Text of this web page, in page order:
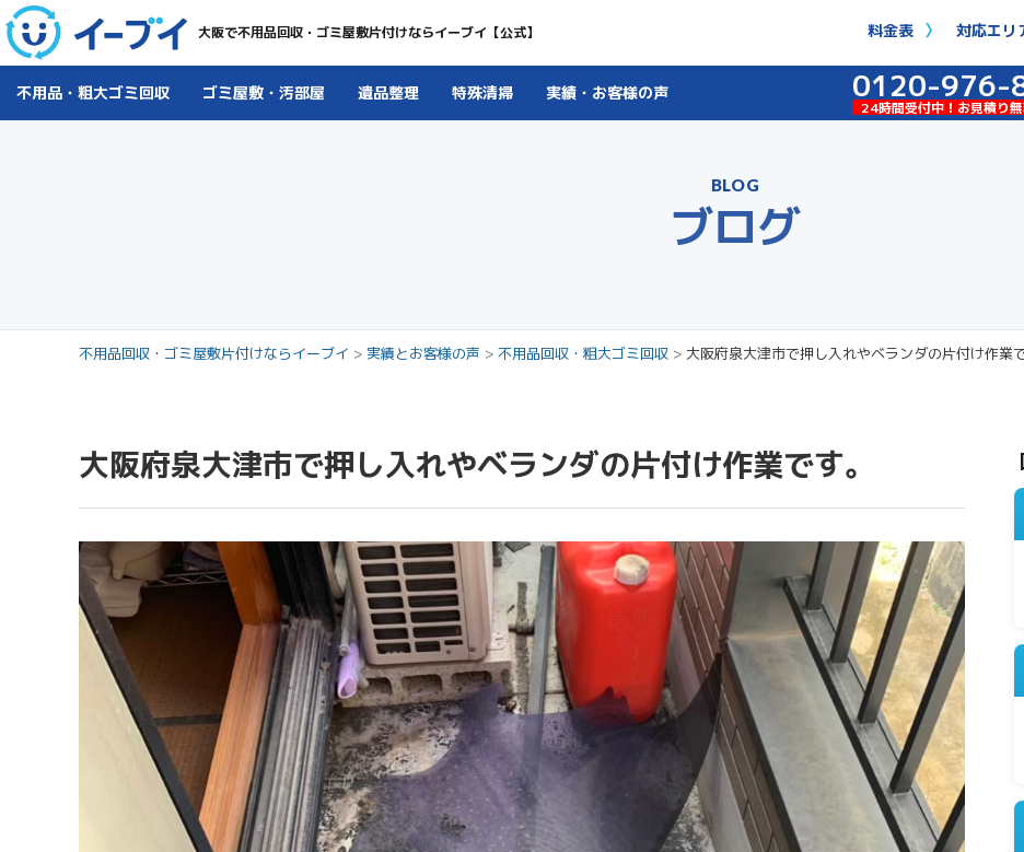
大阪で不用品回収・ゴミ屋敷片付けならイーブイ【公式】 料金表 対応エリ
不用品・粗大ゴミ回収 ゴミ屋敷・汚部屋 遺品整理 特殊清掃 実績・お客様の声 0120-976-
24時間受付中！お見積り
BLOG
ブログ
不用品回収・ゴミ屋敷片付けならイーブイ > 実績とお客様の声 > 不用品回収・粗大ゴミ回収 > 大阪府泉大津市で押し入れやベランダの片付け作業で
大阪府泉大津市で押し入れやベランダの片付け作業です。